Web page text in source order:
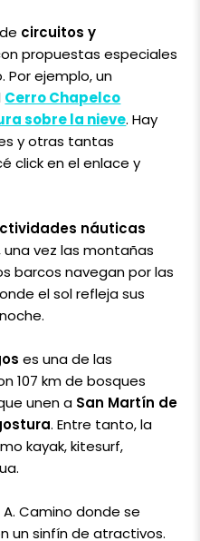
circuitos y
propuestas especiales
Por ejemplo, un
Cerro Chapelco
sobre la nieve. Hay
y otras tantas
click en el enlace y
náuticas
vez las montañas
barcos navegan por las
el sol refleja sus
es una de las
107 km de bosques
unen a San Martín de
. Entre tanto, la
kayak, kitesurf,
A. Camino donde se
un sinfín de atractivos.